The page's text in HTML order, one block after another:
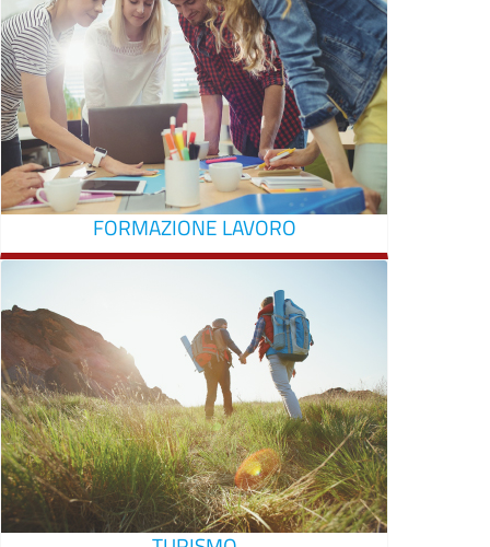
FORMAZIONE LAVORO